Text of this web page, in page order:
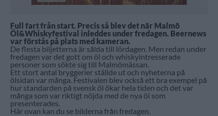
Full fart från start. Precis så blev det när Malmö
Öl&Whiskyfestival inleddes under fredagen. Beernews
var förstås på plats med kameran.
De flesta biljetterna är sålda till lördagen. Men redan under
fredagen var det gott om öl och whiskyintresserade
personer som sökte sig till Malmömässan.
Ett stort antal bryggerier ställde ut och nyheterna på
ölsidan var många. Festivalen blev också ett bra exempel på
hur standarden på svensk öl ökar hela tiden och det var
många som var riktigt nöjda med de nya öl som
presenterades.
Här ovan kan du se bilderna från fredagen.